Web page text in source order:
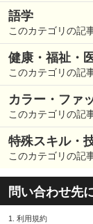
語学
このカテゴリの記
健康・福祉・
このカテゴリの記
カラー・ファ
このカテゴリの記
特殊スキル・
このカテゴリの記
問い合わせ先
1. 利用規約